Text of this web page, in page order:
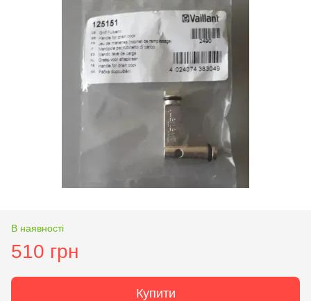
В наявності
510 грн
Купити